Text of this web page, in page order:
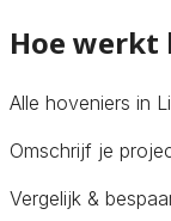
Hoe werkt
Alle hoveniers in
Omschrijf je
Vergelijk &